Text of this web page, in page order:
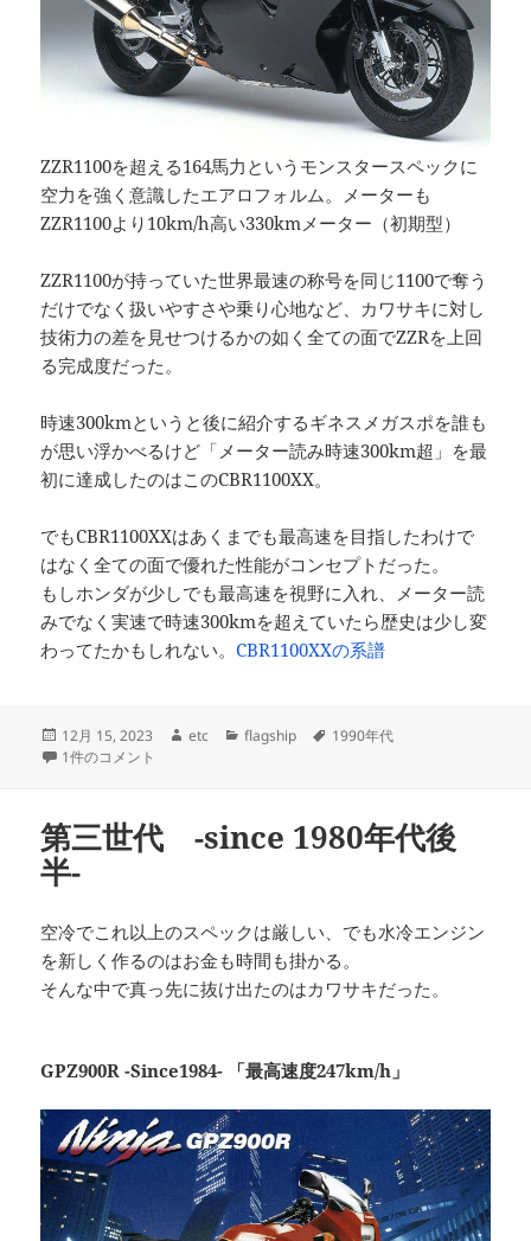
ZZR1100を超える164馬力というモンスタースペックに
空力を強く意識したエアロフォルム。メーターも
ZZR1100より10km/h高い330kmメーター（初期型）
ZZR1100が持っていた世界最速の称号を同じ1100で奪う
だけでなく扱いやすさや乗り心地など、カワサキに対し
技術力の差を見せつけるかの如く全ての面でZZRを上回
る完成度だった。
時速300kmというと後に紹介するギネスメガスポを誰も
が思い浮かべるけど「メーター読み時速300km超」を最
初に達成したのはこのCBR1100XX。
でもCBR1100XXはあくまでも最高速を目指したわけで
はなく全ての面で優れた性能がコンセプトだった。
もしホンダが少しでも最高速を視野に入れ、メーター読
みでなく実速で時速300kmを超えていたら歴史は少し変
わってたかもしれない。CBR1100XXの系譜
投
稿
12月 15, 2023
作
etc
カ
flagship
タ
1990年代
第四世代 -since 1990年代- への
1件のコメント
第三世代 -since 1980年代後
半-
空冷でこれ以上のスペックは厳しい、でも水冷エンジン
を新しく作るのはお金も時間も掛かる。
そんな中で真っ先に抜け出たのはカワサキだった。
GPZ900R -Since1984- 「最高速度247km/h」